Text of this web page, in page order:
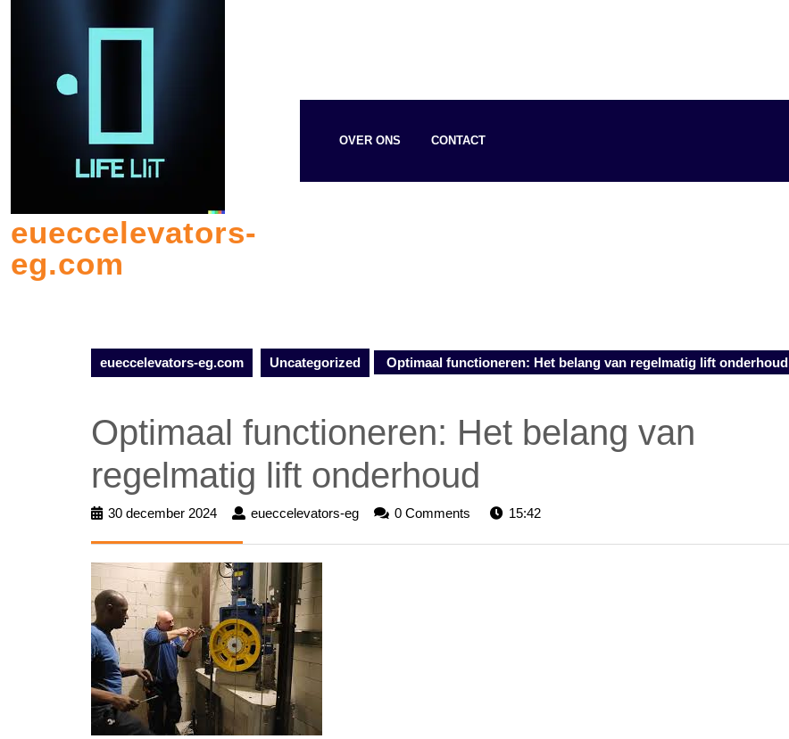
eueccelevators-
eg.com
OVER ONS CONTACT
eueccelevators-eg.com Uncategorized Optimaal functioneren: Het belang van regelmatig lift onderhoud
Optimaal functioneren: Het belang van
regelmatig lift onderhoud
30 december 2024
30
eueccelevators-eg
eueccelevators-
0 Comments 15:42